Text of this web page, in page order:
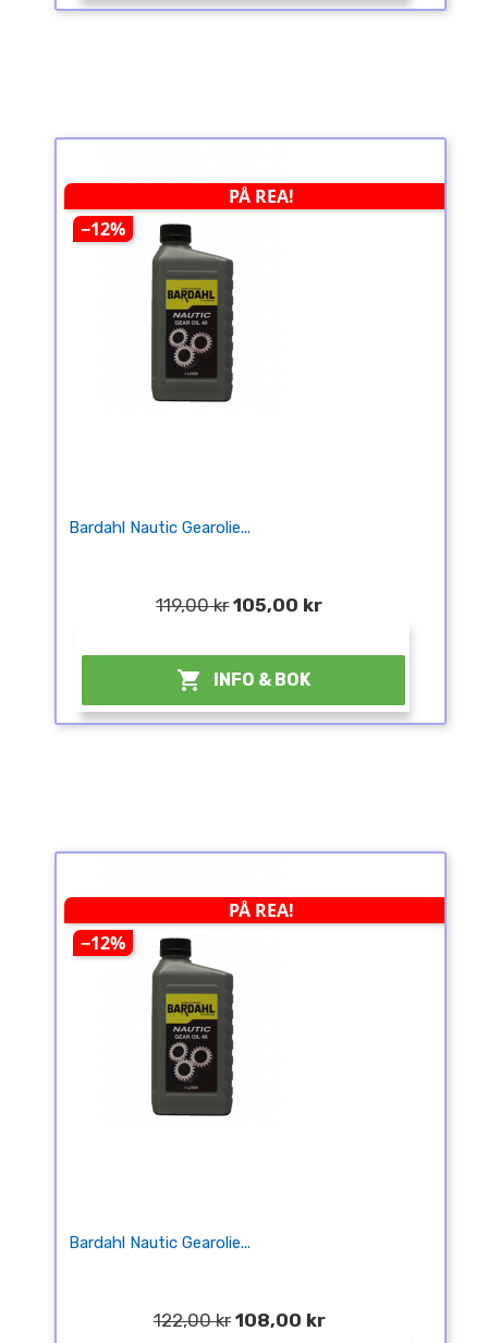
PÅ REA!
−12%
Bardahl Nautic Gearolie...
119,00 kr 105,00 kr
 INFO & BOK
PÅ REA!
−12%
Bardahl Nautic Gearolie...
122,00 kr 108,00 kr